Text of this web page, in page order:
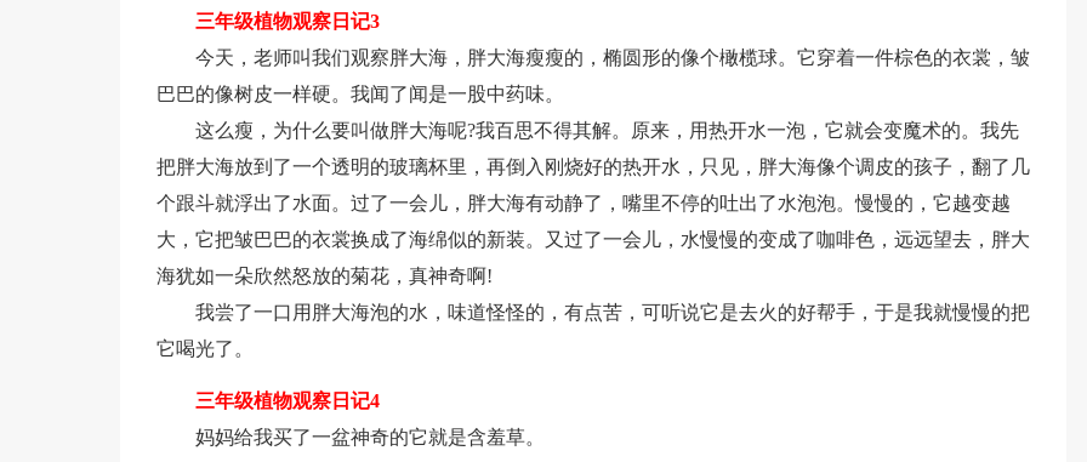
三年级植物观察日记3
今天，老师叫我们观察胖大海，胖大海瘦瘦的，椭圆形的像个橄榄球。它穿着一件棕色的衣裳，皱
巴巴的像树皮一样硬。我闻了闻是一股中药味。
这么瘦，为什么要叫做胖大海呢?我百思不得其解。原来，用热开水一泡，它就会变魔术的。我先
把胖大海放到了一个透明的玻璃杯里，再倒入刚烧好的热开水，只见，胖大海像个调皮的孩子，翻了几
个跟斗就浮出了水面。过了一会儿，胖大海有动静了，嘴里不停的吐出了水泡泡。慢慢的，它越变越
大，它把皱巴巴的衣裳换成了海绵似的新装。又过了一会儿，水慢慢的变成了咖啡色，远远望去，胖大
海犹如一朵欣然怒放的菊花，真神奇啊!
我尝了一口用胖大海泡的水，味道怪怪的，有点苦，可听说它是去火的好帮手，于是我就慢慢的把
它喝光了。
三年级植物观察日记4
妈妈给我买了一盆神奇的它就是含羞草。